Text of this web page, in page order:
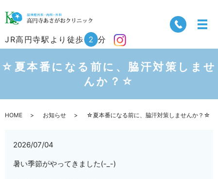
JR高円寺駅より徒歩 2 分
☆夏本番になる前に、脇汗対策しませ
んか？☆
HOME お知らせ ☆夏本番になる前に、脇汗対策しませんか？☆
2026/07/04
暑い季節がやってきました(-_-)